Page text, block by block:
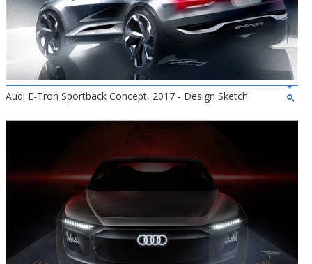
Audi E-Tron Sportback Concept, 2017 - Design Sketch